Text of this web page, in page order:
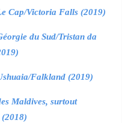
Cap/Victoria Falls (2019)
du Sud/Tristan da
Falkland (2019)
Maldives, surtout
(2018)